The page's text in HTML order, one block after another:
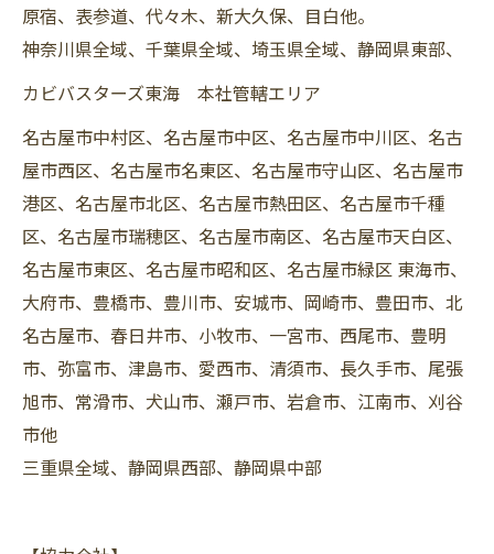
原宿、表参道、代々木、新大久保、目白他。
神奈川県全域、千葉県全域、埼玉県全域、静岡県東部、
カビバスターズ東海 本社管轄エリア
名古屋市中村区、名古屋市中区、名古屋市中川区、名古
屋市西区、名古屋市名東区、名古屋市守山区、名古屋市
港区、名古屋市北区、名古屋市熱田区、名古屋市千種
区、名古屋市瑞穂区、名古屋市南区、名古屋市天白区、
名古屋市東区、名古屋市昭和区、名古屋市緑区 東海市、
大府市、豊橋市、豊川市、安城市、岡崎市、豊田市、北
名古屋市、春日井市、小牧市、一宮市、西尾市、豊明
市、弥富市、津島市、愛西市、清須市、長久手市、尾張
旭市、常滑市、犬山市、瀬戸市、岩倉市、江南市、刈谷
市他
三重県全域、静岡県西部、静岡県中部